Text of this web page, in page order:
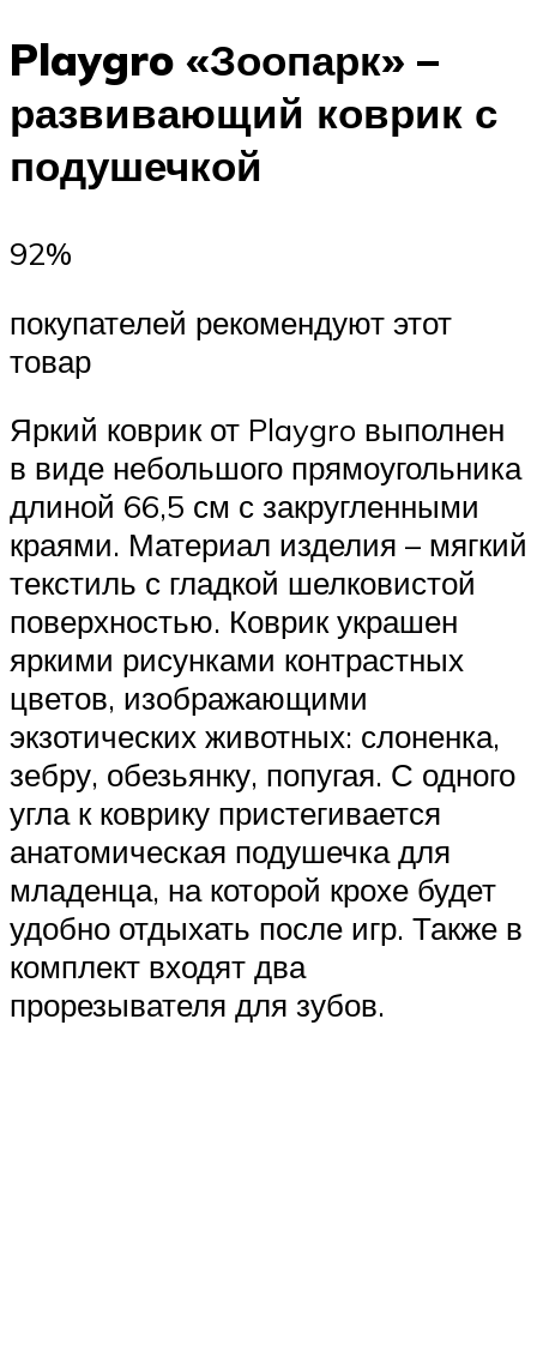
Playgro «Зоопарк» –
развивающий коврик с
подушечкой
92%
покупателей рекомендуют этот
товар
Яркий коврик от Playgro выполнен
в виде небольшого прямоугольника
длиной 66,5 см с закругленными
краями. Материал изделия – мягкий
текстиль с гладкой шелковистой
поверхностью. Коврик украшен
яркими рисунками контрастных
цветов, изображающими
экзотических животных: слоненка,
зебру, обезьянку, попугая. С одного
угла к коврику пристегивается
анатомическая подушечка для
младенца, на которой крохе будет
удобно отдыхать после игр. Также в
комплект входят два
прорезывателя для зубов.